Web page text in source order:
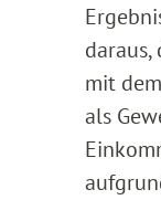
mit
als